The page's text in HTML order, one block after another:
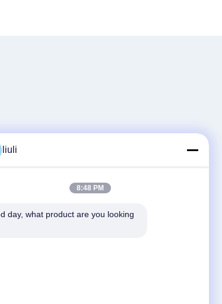
liuli
8:48 PM
day, what product are you looking